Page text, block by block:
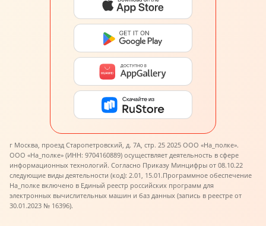
г Москва, проезд Старопетровский, д. 7А, стр. 25 2025 ООО «На_полке».
ООО «На_полке» (ИНН: 9704160889) осуществляет деятельность в сфере
информационных технологий. Согласно Приказу Минцифры от 08.10.22
следующие виды деятельности (код): 2.01, 15.01.Программное обеспечение
На_полке включено в Единый реестр российских программ для
электронных вычислительных машин и баз данных (запись в реестре от
30.01.2023 № 16396).